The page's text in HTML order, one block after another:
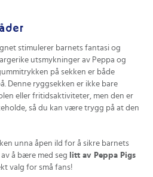
stimulerer barnets fantasi og
utsmykninger av Peppa og
på sekken er både
Denne ryggsekken er ikke bare
eller fritidsaktiviteter, men den er
så du kan være trygg på at den
unna åpen ild for å sikre barnets
å bære med seg
litt av Peppa Pigs
valg for små fans!